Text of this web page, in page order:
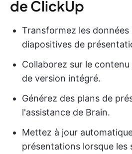
de ClickUp
Transformez les
diapositives de
Collaborez sur le
de version intégré.
Générez des plans de
l'assistance de Brain.
Mettez à jour
présentations lorsque les